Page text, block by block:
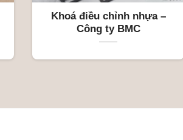
Khoá điều chỉnh nhựa –
Công ty BMC